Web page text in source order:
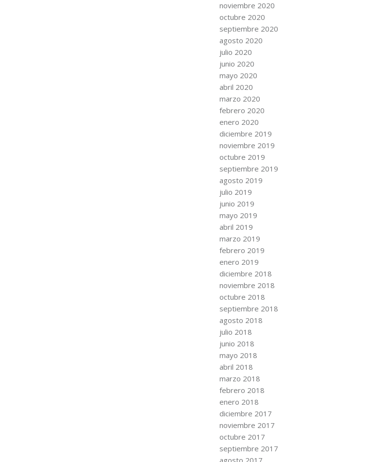
noviembre 2020
octubre 2020
septiembre 2020
agosto 2020
julio 2020
junio 2020
mayo 2020
abril 2020
marzo 2020
febrero 2020
enero 2020
diciembre 2019
noviembre 2019
octubre 2019
septiembre 2019
agosto 2019
julio 2019
junio 2019
mayo 2019
abril 2019
marzo 2019
febrero 2019
enero 2019
diciembre 2018
noviembre 2018
octubre 2018
septiembre 2018
agosto 2018
julio 2018
junio 2018
mayo 2018
abril 2018
marzo 2018
febrero 2018
enero 2018
diciembre 2017
noviembre 2017
octubre 2017
septiembre 2017
agosto 2017